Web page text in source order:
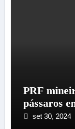
PRF
pássaros
set 30, 2024